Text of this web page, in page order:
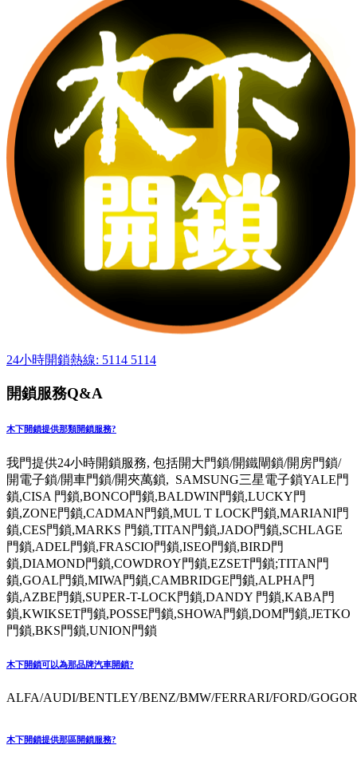
24小時開鎖熱線: 5114 5114
開鎖服務Q&A
木下開鎖提供那類開鎖服務?
我門提供24小時開鎖服務, 包括開大門鎖/開鐵閘鎖/開房門鎖/
開電子鎖/開車門鎖/開夾萬鎖, SAMSUNG三星電子鎖YALE門
鎖,CISA 門鎖,BONCO門鎖,BALDWIN門鎖,LUCKY門
鎖,ZONE門鎖,CADMAN門鎖,MUL T LOCK門鎖,MARIANI門
鎖,CES門鎖,MARKS 門鎖,TITAN門鎖,JADO門鎖,SCHLAGE
門鎖,ADEL門鎖,FRASCIO門鎖,ISEO門鎖,BIRD門
鎖,DIAMOND門鎖,COWDROY門鎖,EZSET門鎖;TITAN門
鎖,GOAL門鎖,MIWA門鎖,CAMBRIDGE門鎖,ALPHA門
鎖,AZBE門鎖,SUPER-T-LOCK門鎖,DANDY 門鎖,KABA門
鎖,KWIKSET門鎖,POSSE門鎖,SHOWA門鎖,DOM門鎖,JETKO
門鎖,BKS門鎖,UNION門鎖
木下開鎖可以為那品牌汽車開鎖?
ALFA/AUDI/BENTLEY/BENZ/BMW/FERRARI/FORD/
木下開鎖提供那區開鎖服務?